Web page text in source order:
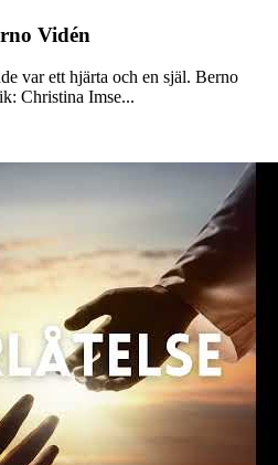
Vidén
var ett hjärta och en själ. Berno
Christina Imse...